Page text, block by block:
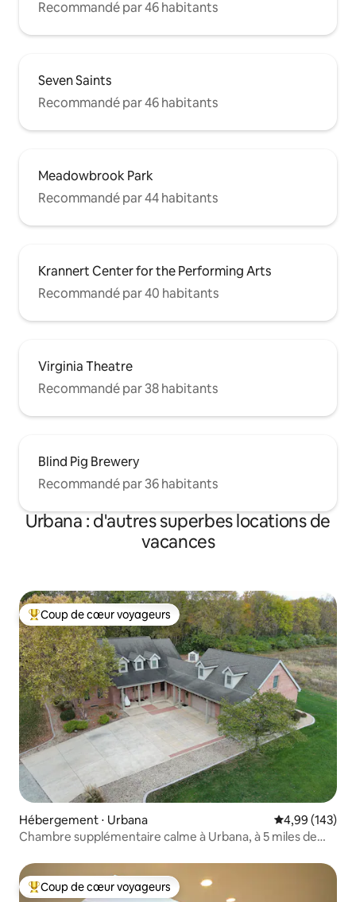
Recommandé par 46 habitants
Seven Saints
Recommandé par 46 habitants
Meadowbrook Park
Recommandé par 44 habitants
Krannert Center for the Performing Arts
Recommandé par 40 habitants
Virginia Theatre
Recommandé par 38 habitants
Blind Pig Brewery
Recommandé par 36 habitants
Urbana : d'autres superbes locations de
vacances
Coups de cœur voyageurs les plus appréciés
Coup de cœur voyageurs
Hébergement ⋅ Urbana Évaluation
4,99 (143)
Chambre supplémentaire calme à Urbana, à 5 miles de
Coups de cœur voyageurs les plus appréciés
Coup de cœur voyageurs